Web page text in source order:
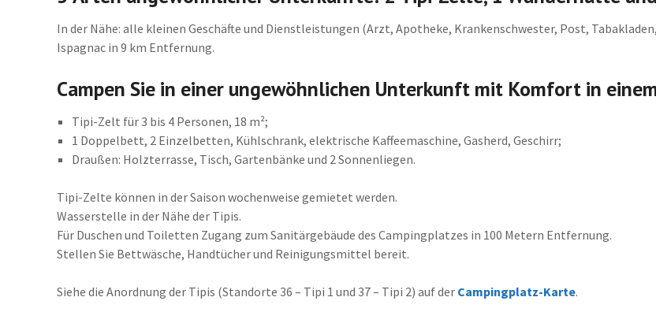
In der Nähe: alle kleinen Geschäfte und Dienstleistungen (Arzt, Apotheke, Krankenschwester, Post,
Ispagnac in 9 km Entfernung.
Campen Sie in einer ungewöhnlichen Unterkunft mit Komfort in
Tipi-Zelt für 3 bis 4 Personen, 18 m²;
1 Doppelbett, 2 Einzelbetten, Kühlschrank, elektrische Kaffeemaschine, Gasherd, Geschirr;
Draußen: Holzterrasse, Tisch, Gartenbänke und 2 Sonnenliegen.
Tipi-Zelte können in der Saison wochenweise gemietet werden.
Wasserstelle in der Nähe der Tipis.
Für Duschen und Toiletten Zugang zum Sanitärgebäude des Campingplatzes in 100 Metern Entfernung.
Stellen Sie Bettwäsche, Handtücher und Reinigungsmittel bereit.
Siehe die Anordnung der Tipis (Standorte 36 – Tipi 1 und 37 – Tipi 2) auf der Campingplatz-Karte.